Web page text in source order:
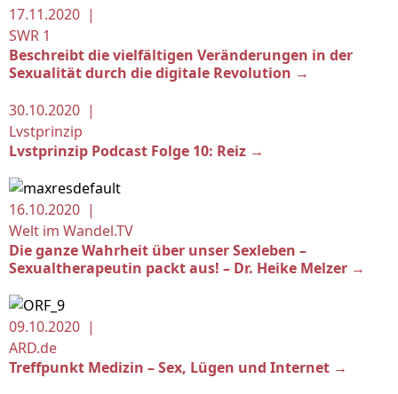
17.11.2020 |
SWR 1
Beschreibt die vielfältigen Veränderungen in der
Sexualität durch die digitale Revolution →
30.10.2020 |
Lvstprinzip
Lvstprinzip Podcast Folge 10: Reiz →
16.10.2020 |
Welt im Wandel.TV
Die ganze Wahrheit über unser Sexleben –
Sexualtherapeutin packt aus! – Dr. Heike Melzer →
09.10.2020 |
ARD.de
Treffpunkt Medizin – Sex, Lügen und Internet →